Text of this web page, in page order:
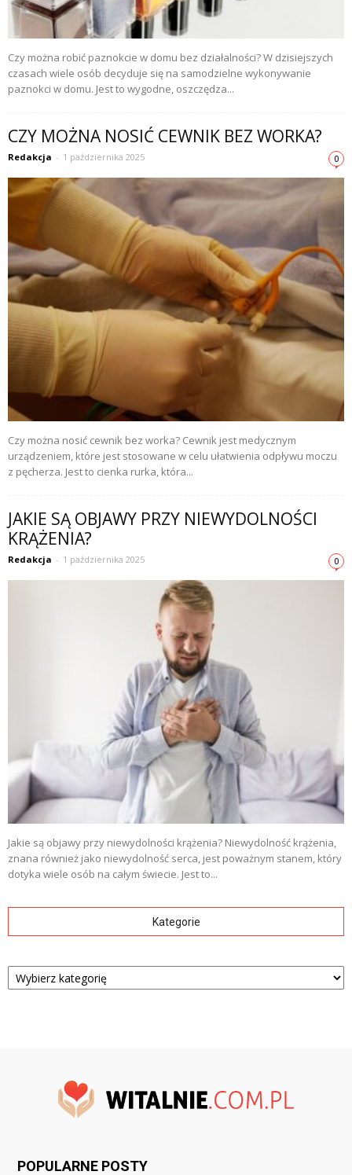
Czy można robić paznokcie w domu bez działalności? W dzisiejszych
czasach wiele osób decyduje się na samodzielne wykonywanie
paznokci w domu. Jest to wygodne, oszczędza...
CZY MOŻNA NOSIĆ CEWNIK BEZ WORKA?
Redakcja - 1 października 2025 0
Czy można nosić cewnik bez worka? Cewnik jest medycznym
urządzeniem, które jest stosowane w celu ułatwienia odpływu moczu
z pęcherza. Jest to cienka rurka, która...
JAKIE SĄ OBJAWY PRZY NIEWYDOLNOŚCI
KRĄŻENIA?
Redakcja - 1 października 2025 0
Jakie są objawy przy niewydolności krążenia? Niewydolność krążenia,
znana również jako niewydolność serca, jest poważnym stanem, który
dotyka wiele osób na całym świecie. Jest to...
Kategorie
Kategorie
POPULARNE POSTY